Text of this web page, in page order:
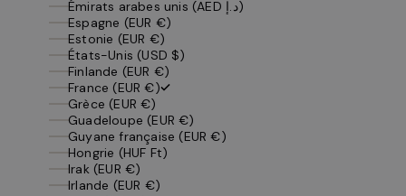
Émirats arabes unis (AED د.إ)
Espagne (EUR €)
Estonie (EUR €)
États-Unis (USD $)
Finlande (EUR €)
France (EUR €)
Grèce (EUR €)
Guadeloupe (EUR €)
Guyane française (EUR €)
Hongrie (HUF Ft)
Irak (EUR €)
Irlande (EUR €)